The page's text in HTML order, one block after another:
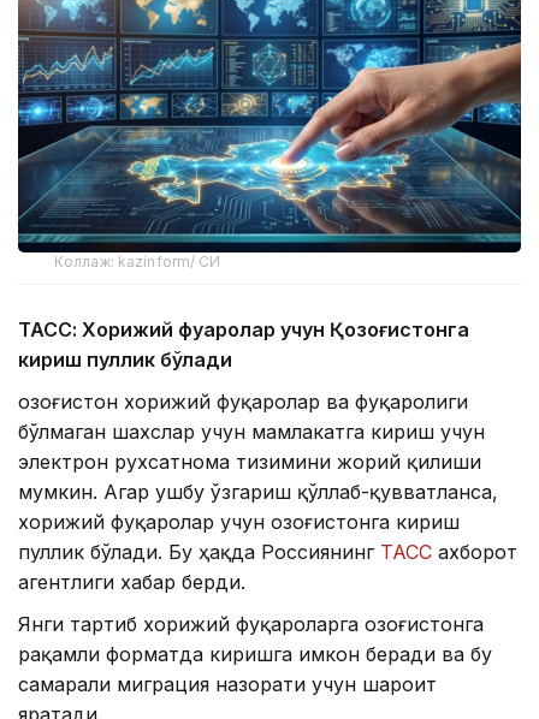
Коллаж: kazinform/ СИ
ТАСС: Хорижий фуқаролар учун Қозоғистонга
кириш пуллик бўлади
Қозоғистон хорижий фуқаролар ва фуқаролиги
бўлмаган шахслар учун мамлакатга кириш учун
электрон рухсатнома тизимини жорий қилиши
мумкин. Агар ушбу ўзгариш қўллаб-қувватланса,
хорижий фуқаролар учун Қозоғистонга кириш
пуллик бўлади. Бу ҳақда Россиянинг ТАСС ахборот
агентлиги хабар берди.
Янги тартиб хорижий фуқароларга Қозоғистонга
рақамли форматда киришга имкон беради ва бу
самарали миграция назорати учун шароит